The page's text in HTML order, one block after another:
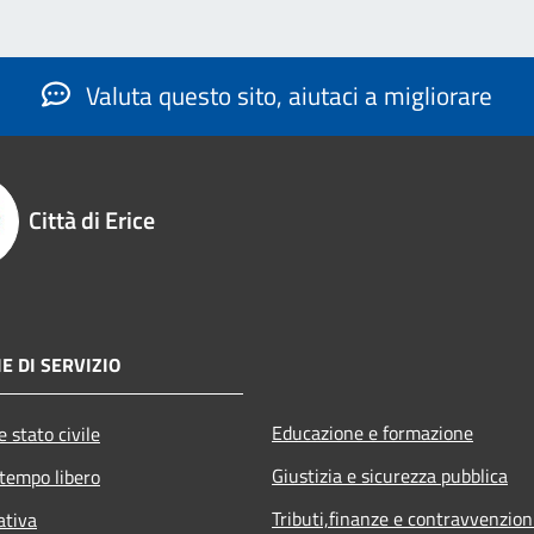
Valuta questo sito, aiutaci a migliorare
Città di Erice
DI SERVIZIO
stato civile
libero
Educazione e formazione
Giustizia e sicurezza pubblica
Tributi,finanze e